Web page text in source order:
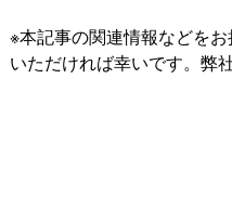
※本記事の関連情報などを
いただければ幸いです。弊